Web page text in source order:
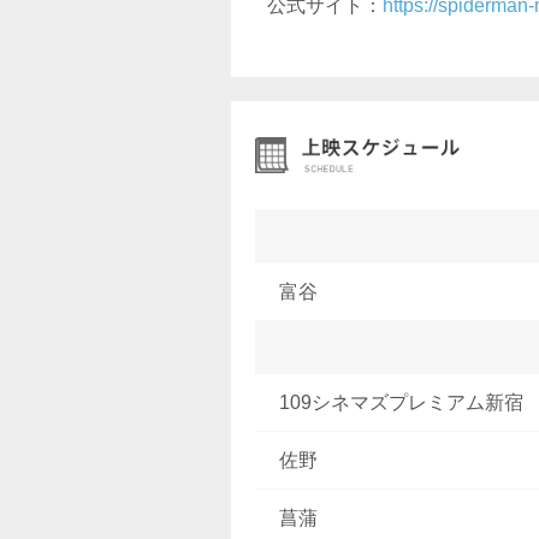
公式サイト： https://
富谷
109シネマズプレミアム新宿
佐野
菖蒲